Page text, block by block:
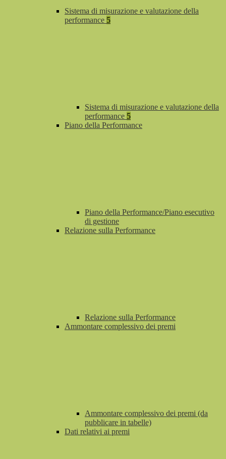
Sistema di misurazione e valutazione della
performance 5
Sistema di misurazione e valutazione della
performance 5
Piano della Performance
Piano della Performance/Piano esecutivo
di gestione
Relazione sulla Performance
Relazione sulla Performance
Ammontare complessivo dei premi
Ammontare complessivo dei premi (da
pubblicare in tabelle)
Dati relativi ai premi